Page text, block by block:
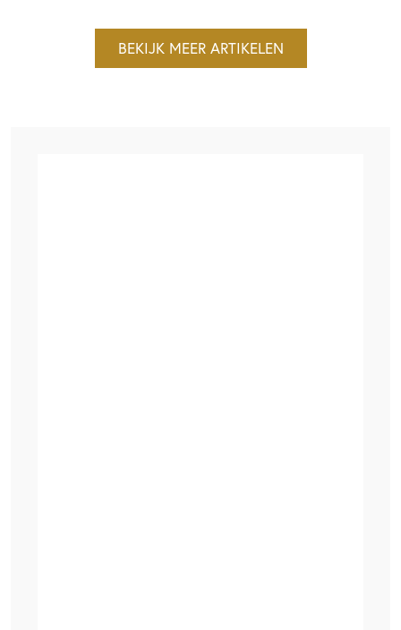
BEKIJK MEER ARTIKELEN